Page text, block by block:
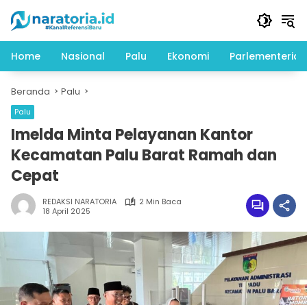
konten
Home
Nasional Palu Ekonomi Parlementeria
Beranda Palu
Palu
Imelda Minta Pelayanan Kantor
Kecamatan Palu Barat Ramah dan
Cepat
REDAKSI NARATORIA
2 Min Baca
18 April 2025